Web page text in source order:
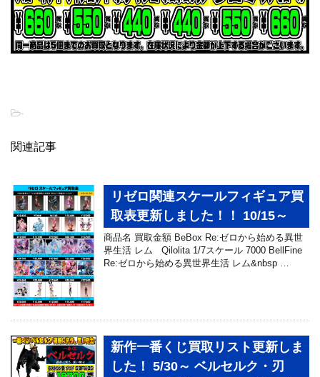
-
関連記事
リゼロ関連スケールフィギュア買
取表更新しました！！ 10/15～
商品名 買取金額 BeBox Re:ゼロから始める異世
界生活 レム Qilolita 1/7スケール 7000 BellFine
Re:ゼロから始める異世界生活 レム&nbsp …
新作一番くじ買取リスト更新しま
した！ 5/30～ ベルセルク・刃